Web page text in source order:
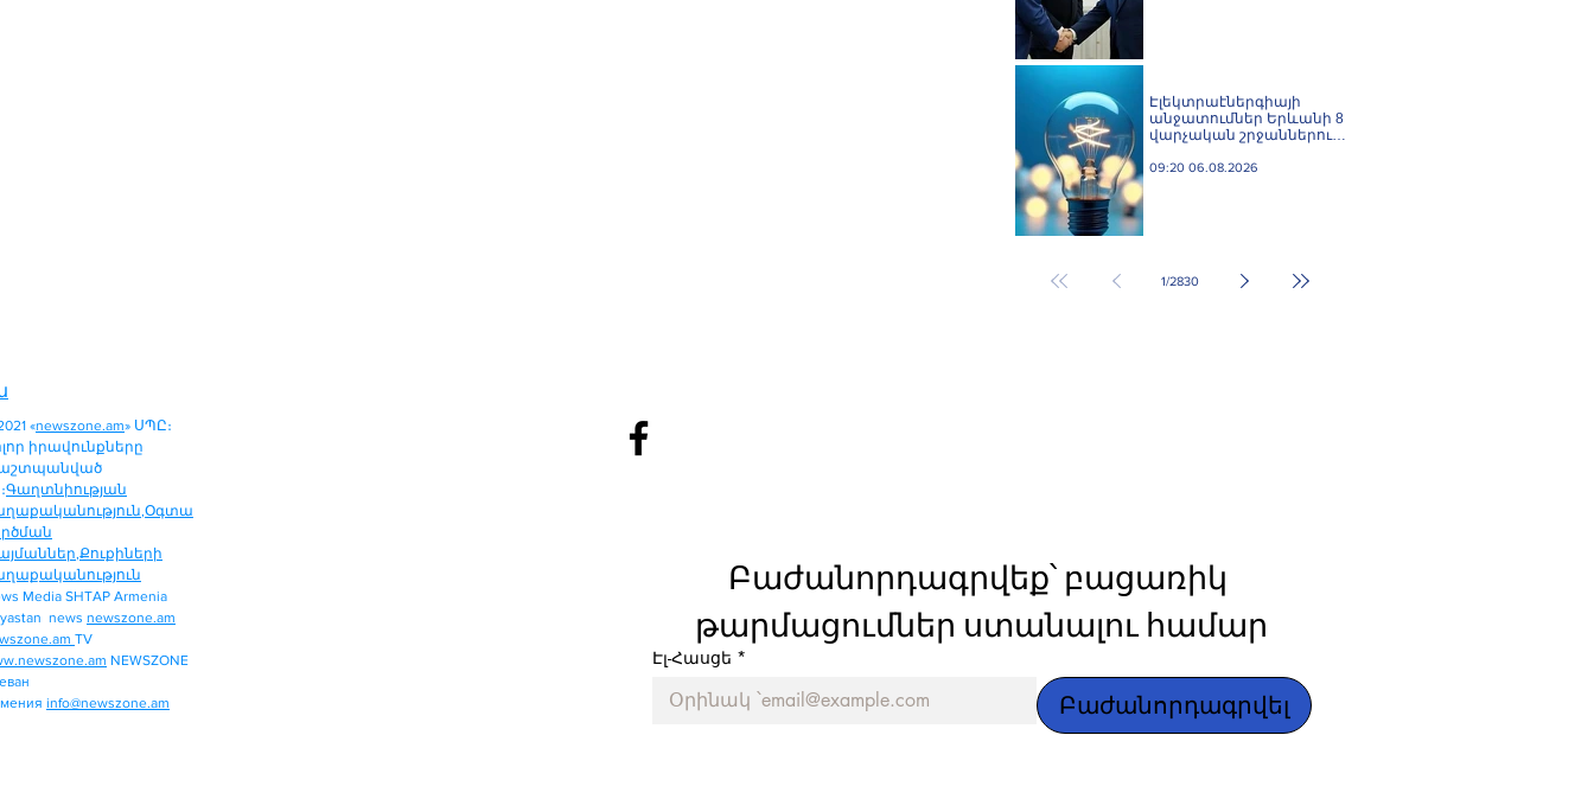
Էլեկտրաէներգիայի
անջատումներ Երևանի 8
վարչական շրջաններում
09:20 06.08.2026
1/2830
«newszone.am» ՍՊԸ։
իրավունքները
Գաղտնիության
,Օգտա
,Քուքիների
Media SHTAP Armenia
news newszone.am
TV
NEWSZONE
info@newszone.am
Բաժանորդագրվեք՝ բացառիկ
թարմացումներ ստանալու համար
Էլ-Հասցե *
Բաժանորդագրվել